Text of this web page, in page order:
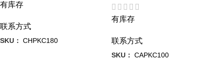
有库存
联系方式
SKU： CHPKC180
有库存
联系方式
SKU： CAPKC100